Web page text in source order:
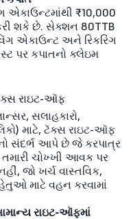
₹10,000
શકે છે. સેક્શન 80TTB
એકાઉન્ટ અને રિકરિંગ
પર કપાતનો ક્લેઇમ
રાઇટ-ઑફ
સલાહકારો,
માટે, ટૅક્સ રાઇટ-ઑફ
સંદર્ભ આપે છે જે કરપાત્ર
ચોખ્ખી આવક પર
જો ખર્ચ વાસ્તવિક,
માટે વહન કરવામાં
રાઇટ-ઑફમાં